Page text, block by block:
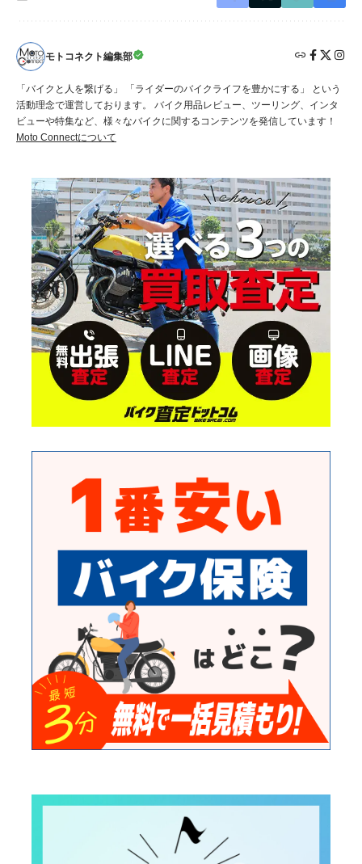
モトコネクト編集部
「バイクと人を繋げる」 「ライダーのバイクライフを豊かにする」 という
活動理念で運営しております。 バイク用品レビュー、ツーリング、インタ
ビューや特集など、様々なバイクに関するコンテンツを発信しています！
Moto Connectについて